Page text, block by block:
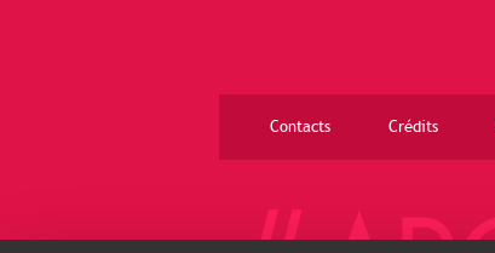
Contacts Crédits